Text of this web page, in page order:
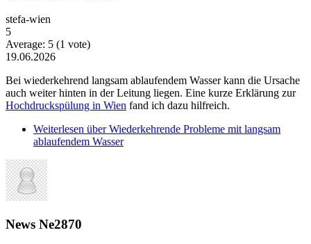
stefa-wien
5
Average: 5 (1 vote)
19.06.2026
Bei wiederkehrend langsam ablaufendem Wasser kann die Ursache
auch weiter hinten in der Leitung liegen. Eine kurze Erklärung zur
Hochdruckspülung in Wien fand ich dazu hilfreich.
Weiterlesen über Wiederkehrende Probleme mit langsam
ablaufendem Wasser
News Ne2870